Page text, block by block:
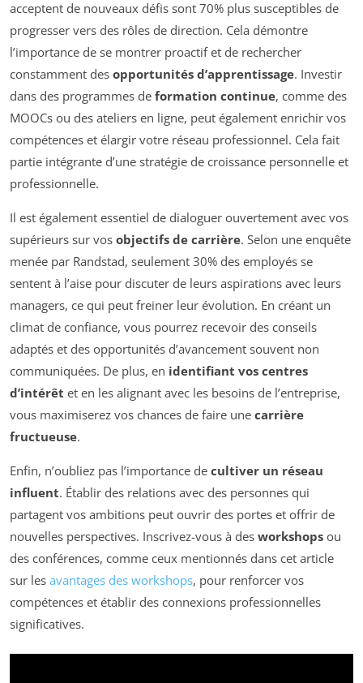
acceptent de nouveaux défis sont 70% plus susceptibles de
progresser vers des rôles de direction. Cela démontre
l’importance de se montrer proactif et de rechercher
constamment des opportunités d’apprentissage. Investir
dans des programmes de formation continue, comme des
MOOCs ou des ateliers en ligne, peut également enrichir vos
compétences et élargir votre réseau professionnel. Cela fait
partie intégrante d’une stratégie de croissance personnelle et
professionnelle.
Il est également essentiel de dialoguer ouvertement avec vos
supérieurs sur vos objectifs de carrière. Selon une enquête
menée par Randstad, seulement 30% des employés se
sentent à l’aise pour discuter de leurs aspirations avec leurs
managers, ce qui peut freiner leur évolution. En créant un
climat de confiance, vous pourrez recevoir des conseils
adaptés et des opportunités d’avancement souvent non
communiquées. De plus, en identifiant vos centres
d’intérêt et en les alignant avec les besoins de l’entreprise,
vous maximiserez vos chances de faire une carrière
fructueuse.
Enfin, n’oubliez pas l’importance de cultiver un réseau
influent. Établir des relations avec des personnes qui
partagent vos ambitions peut ouvrir des portes et offrir de
nouvelles perspectives. Inscrivez-vous à des workshops ou
des conférences, comme ceux mentionnés dans cet article
sur les avantages des workshops, pour renforcer vos
compétences et établir des connexions professionnelles
significatives.